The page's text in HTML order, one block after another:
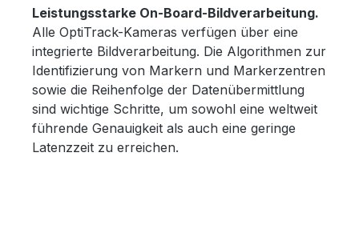
Leistungsstarke On-Board-Bildverarbeitung.
Alle OptiTrack-Kameras verfügen über eine
integrierte Bildverarbeitung. Die Algorithmen zur
Identifizierung von Markern und Markerzentren
sowie die Reihenfolge der Datenübermittlung
sind wichtige Schritte, um sowohl eine weltweit
führende Genauigkeit als auch eine geringe
Latenzzeit zu erreichen.